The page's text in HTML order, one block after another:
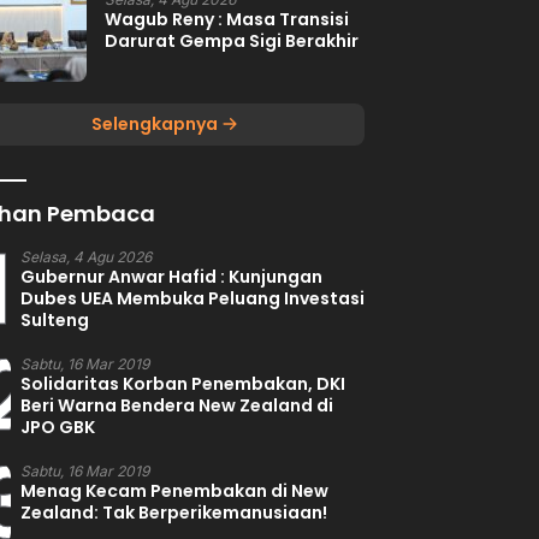
Wagub Reny : Masa Transisi
Darurat Gempa Sigi Berakhir
Selengkapnya
Pembaca
Selasa, 4 Agu 2026
Gubernur Anwar Hafid : Kunjungan
Dubes UEA Membuka Peluang Investasi
Sulteng
Sabtu, 16 Mar 2019
Solidaritas Korban Penembakan, DKI
Beri Warna Bendera New Zealand di
JPO GBK
Sabtu, 16 Mar 2019
Menag Kecam Penembakan di New
Zealand: Tak Berperikemanusiaan!